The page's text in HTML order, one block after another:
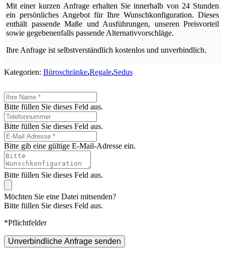
Mit einer kurzen Anfrage erhalten Sie innerhalb von 24 Stunden
ein persönliches Angebot für Ihre Wunschkonfiguration. Dieses
enthält passende Maße und Ausführungen, unseren Preisvorteil
sowie gegebenenfalls passende Alternativvorschläge.
Ihre Anfrage ist selbstverständlich kostenlos und unverbindlich.
Kategorien: Büroschränke,Regale,Sedus
Bitte füllen Sie dieses Feld aus.
Bitte füllen Sie dieses Feld aus.
Bitte gib eine gültige E-Mail-Adresse ein.
Bitte füllen Sie dieses Feld aus.
Möchten Sie eine Datei mitsenden?
Bitte füllen Sie dieses Feld aus.
*Pflichtfelder
Unverbindliche Anfrage senden